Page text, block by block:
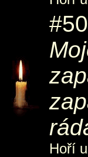
Hoří